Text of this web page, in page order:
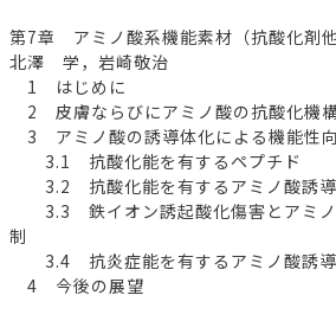
第7章 アミノ酸系機能素材（抗酸化剤他
北澤 学，岩崎敬治
1 はじめに
2 皮膚ならびにアミノ酸の抗酸化機
3 アミノ酸の誘導体化による機能性
3.1 抗酸化能を有するペプチド
3.2 抗酸化能を有するアミノ酸誘
3.3 鉄イオン誘起酸化傷害とアミノ
制
3.4 抗炎症能を有するアミノ酸誘
4 今後の展望